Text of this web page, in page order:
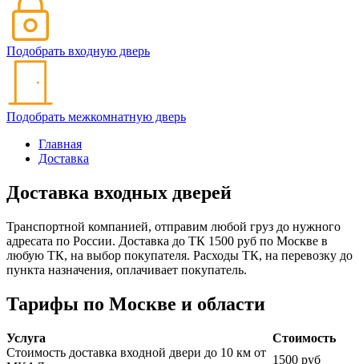
Подобрать входную дверь
Подобрать межкомнатную дверь
Главная
Доставка
Доставка входных дверей
Транспортной компанией, отправим любой груз до нужного
адресата по России. Доставка до ТК 1500 руб по Москве в
любую ТК, на выбор покупателя. Расходы ТК, на перевозку до
пункта назначения, оплачивает покупатель.
Тарифы по Москве и области
Услуга
Стоимость
Стоимость доставка входной двери до 10 км от
1500 руб